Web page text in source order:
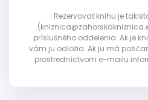
Rezervovať knihu je
príslušného oddelenia. Ak je
vám ju odložia. Ak ju má
prostredníctvom e-mailu